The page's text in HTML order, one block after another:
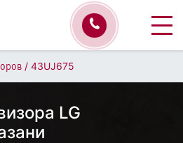
/ 43UJ675
LG